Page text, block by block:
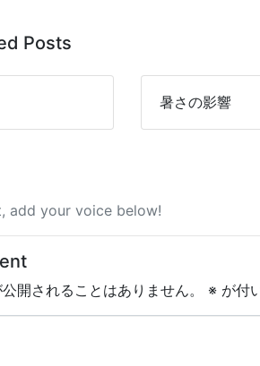
Posts
暑さの影響
add your voice below!
開されることはありません。 ※ が付